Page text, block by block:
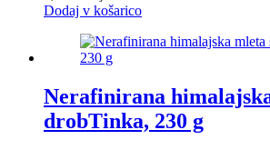
Dodaj v košarico
Nerafinirana
drobTinka, 230 g